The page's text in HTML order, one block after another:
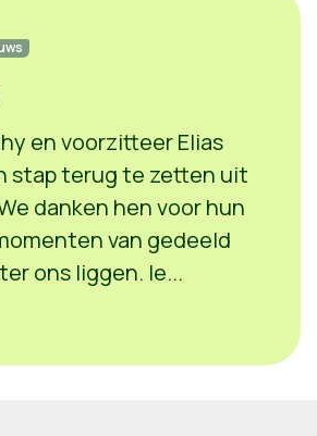
en voorzitteer Elias
stap terug te zetten uit
danken hen voor hun
van gedeeld
ons liggen. Ie...